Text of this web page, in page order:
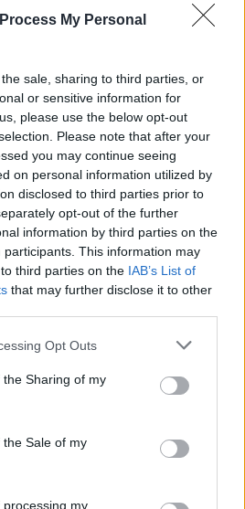
My Personal
sale, sharing to third parties, or
or sensitive information for
please use the below opt-out
Please note that after your
you may continue seeing
on personal information utilized by
disclosed to third parties prior to
opt-out of the further
information by third parties on the
participants. This information may
third parties on the IAB’s List of
that may further disclose it to other
Opt Outs
Sharing of my
Sale of my
my
rekord prej 567 milionë
dollarësh për dëmtimin e
fëmijëve
for Europe|
Esim for Caribbean